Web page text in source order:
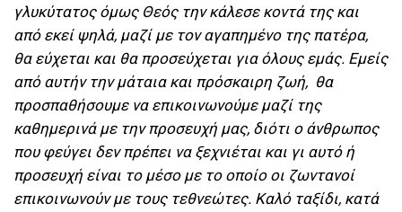
γλυκύτατος όμως Θεός την κάλεσε κοντά της και
από εκεί ψηλά, μαζί με τον αγαπημένο της πατέρα,
θα εύχεται και θα προσεύχεται για όλους εμάς. Εμείς
από αυτήν την μάταια και πρόσκαιρη ζωή, θα
προσπαθήσουμε να επικοινωνούμε μαζί της
καθημερινά με την προσευχή μας, διότι ο άνθρωπος
που φεύγει δεν πρέπει να ξεχνιέται και γι αυτό ή
προσευχή είναι το μέσο με το οποίο οι ζωντανοί
επικοινωνούν με τους τεθνεώτες. Καλό ταξίδι, κατά